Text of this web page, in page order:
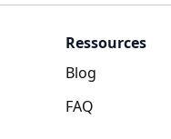
Ressources
Blog
FAQ